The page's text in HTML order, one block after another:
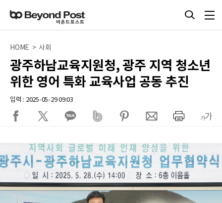
HOME > 사회
광주하남교육지원청, 광주 지역 청소년
위한 영어 특화 교육사업 공동 추진
입력 : 2025-05-29 09:03